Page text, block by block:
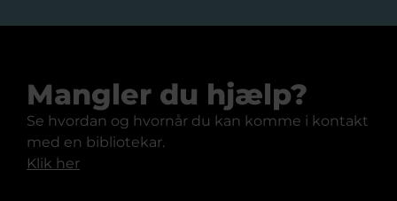
Mangler du hjælp?
Se hvordan og hvornår du kan komme i kontakt
med en bibliotekar.
Klik her